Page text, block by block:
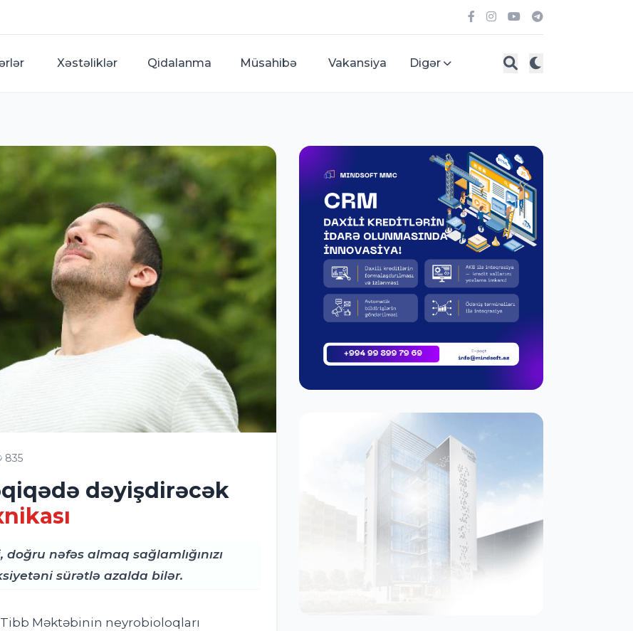
Xəstəliklər Qidalanma Müsahibə Vakansiya Digər
835
dəyişdirəcək
nəfəs almaq sağlamlığınızı
sürətlə azalda bilər.
Məktəbinin neyrobioloqları